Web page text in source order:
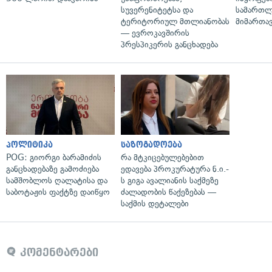
სუვერენიტეტსა და
ტერიტორიულ მთლიანობას
— ევროკავშირის
პრესპიკერის განცხადება
პოლიტიკა
POG: გიორგი ბარამიძის
განცხადებაზე გამოძიება
სამშობლოს ღალატისა და
საბოტაჟის ფაქტზე დაიწყო
საზოგადოება
რა მტკიცებულებებით
ედავება პროკურატურა ნ.ი.-
ს გიგა ავალიანის საქმეზე
ძალადობის წაქეზებას —
საქმის დეტალები
კომენტარები